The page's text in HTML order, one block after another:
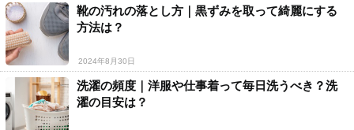
靴の汚れの落とし方｜黒ずみを取って綺麗にする
方法は？
2024年8月30日
洗濯の頻度｜洋服や仕事着って毎日洗うべき？洗
濯の目安は？